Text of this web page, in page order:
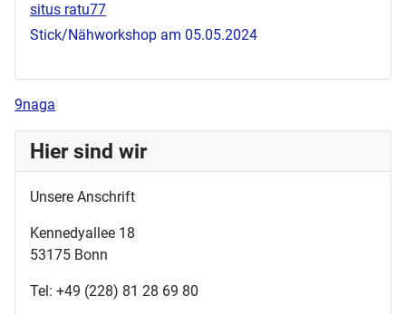
situs ratu77
Stick/Nähworkshop am 05.05.2024
9naga
Hier sind wir
Unsere Anschrift
Kennedyallee 18
53175 Bonn
Tel: +49 (228) 81 28 69 80